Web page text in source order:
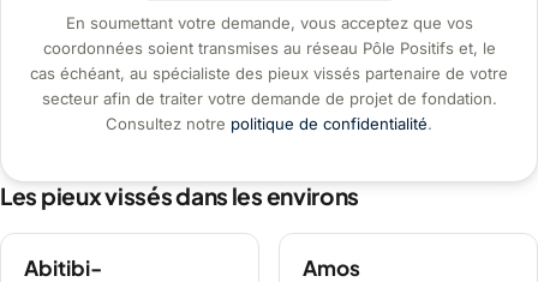
En soumettant votre demande, vous acceptez que vos
coordonnées soient transmises au réseau Pôle Positifs et, le
cas échéant, au spécialiste des pieux vissés partenaire de votre
secteur afin de traiter votre demande de projet de fondation.
Consultez notre politique de confidentialité.
Les pieux vissés dans les environs
Abitibi-
Amos